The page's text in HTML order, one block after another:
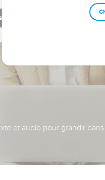
et audio pour grandir